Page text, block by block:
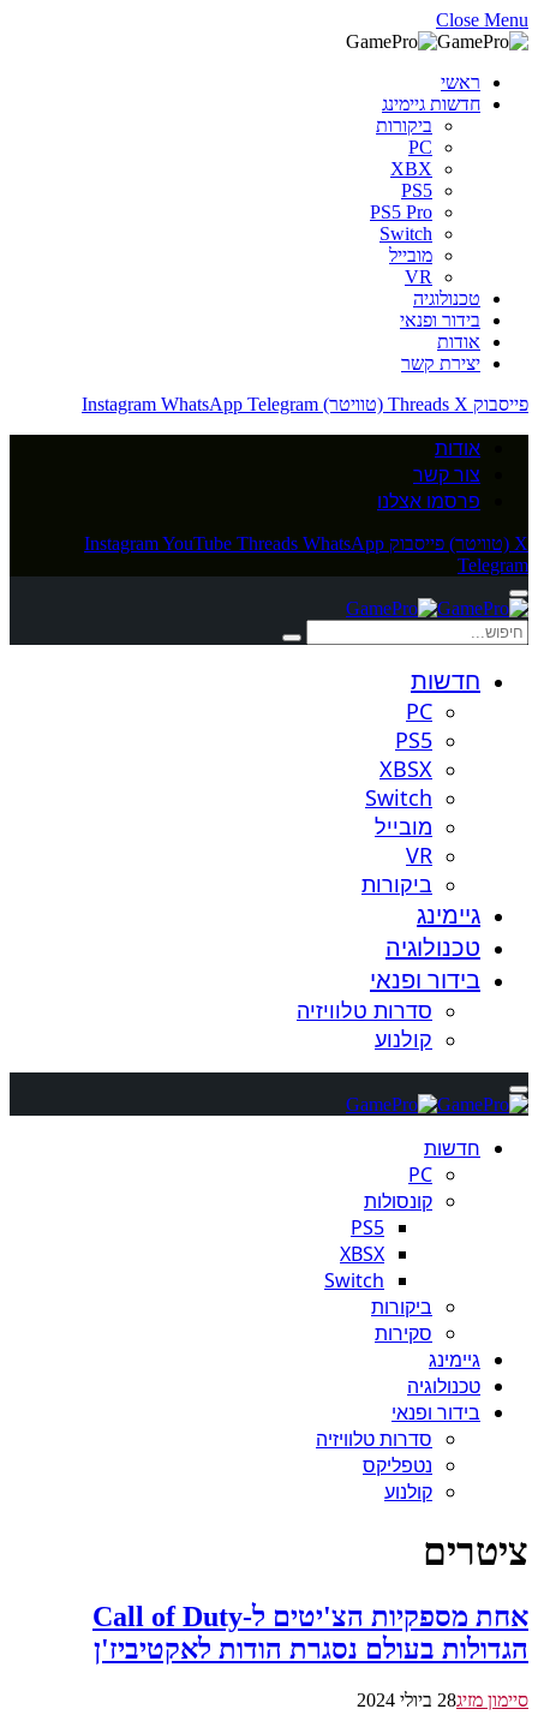
Close Menu
ראשי
חדשות גיימינג
ביקורות
PC
XBX
PS5
PS5 Pro
Switch
מובייל
VR
טכנולוגיה
בידור ופנאי
אודות
יצירת קשר
פייסבוק
Threads X (טוויטר) Instagram WhatsApp Telegram
אודות
צור קשר
פרסמו אצלנו
X (טוויטר) פייסבוק InstagramYouTube Threads WhatsApp
Telegram
חדשות
PC
PS5
XBSX
Switch
מובייל
VR
ביקורות
גיימינג
טכנולוגיה
בידור ופנאי
סדרות טלוויזיה
קולנוע
חדשות
PC
קונסולות
PS5
XBSX
Switch
ביקורות
סקירות
גיימינג
טכנולוגיה
בידור ופנאי
סדרות טלוויזיה
נטפליקס
קולנוע
ציטרים
אחת מספקיות הצ'יטים ל-Call of Duty
הגדולות בעולם נסגרת הודות לאקטיביז'ן
סיימון מזיג28 ביולי 2024